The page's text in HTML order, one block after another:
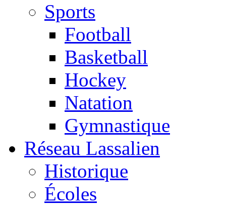
Sports
Football
Basketball
Hockey
Natation
Gymnastique
Réseau Lassalien
Historique
Écoles